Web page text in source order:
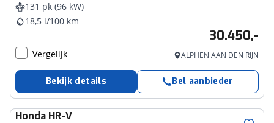
131 pk (96 kW)
18,5 l/100 km
30.450,-
Vergelijk ALPHEN AAN DEN RIJN
Bekijk details Bel aanbieder
Honda HR-V